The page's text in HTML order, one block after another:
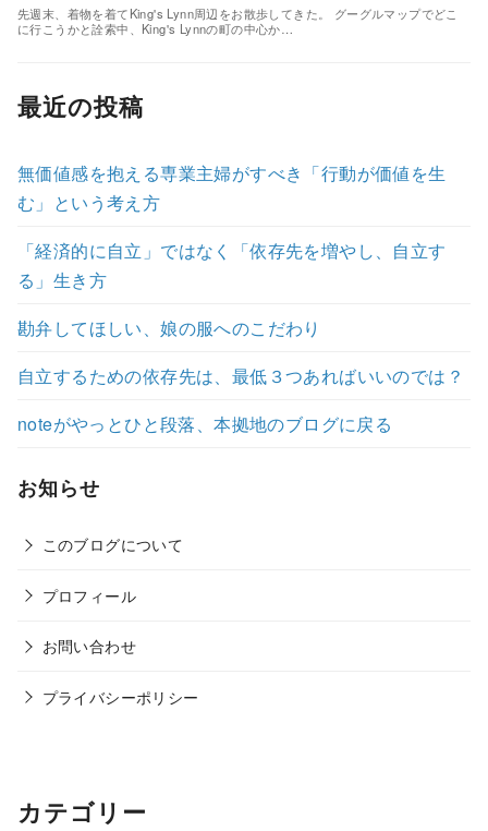
先週末、着物を着てKing's Lynn周辺をお散歩してきた。 グーグルマップでどこ
に行こうかと詮索中、King's Lynnの町の中心か…
最近の投稿
無価値感を抱える専業主婦がすべき「行動が価値を生
む」という考え方
「経済的に自立」ではなく「依存先を増やし、自立す
る」生き方
勘弁してほしい、娘の服へのこだわり
自立するための依存先は、最低３つあればいいのでは？
noteがやっとひと段落、本拠地のブログに戻る
お知らせ
このブログについて
プロフィール
お問い合わせ
プライバシーポリシー
カテゴリー